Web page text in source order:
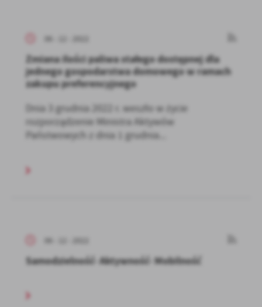
Zmiana ilości paliwa stałego dostępnej dla
jednego gospodarstwa domowego w ramach
zakupu preferencyjnego
Dnia 3 grudnia 2022 r. weszło w życie
rozporządzenie Ministra Aktywów
Państwowych z dnia 1 grudnia...
Samodzielność- Aktywność- Mobilność